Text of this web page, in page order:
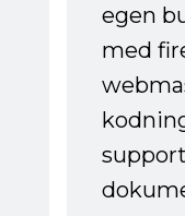
egen
med